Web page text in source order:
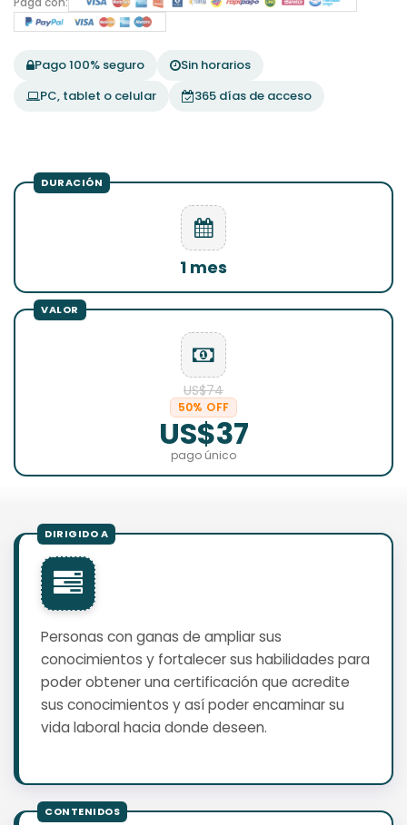
Pago 100% seguro
Sin horarios
PC, tablet o celular
365 días de acceso
1 mes
US$74
50% OFF
US$37
pago único
Personas con ganas de ampliar sus
conocimientos y fortalecer sus habilidades para
poder obtener una certificación que acredite
sus conocimientos y así poder encaminar su
vida laboral hacia donde deseen.